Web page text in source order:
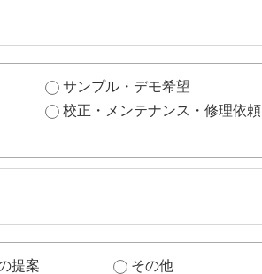
サンプル・デモ希望
校正・メンテナンス・修理依頼
提案 その他